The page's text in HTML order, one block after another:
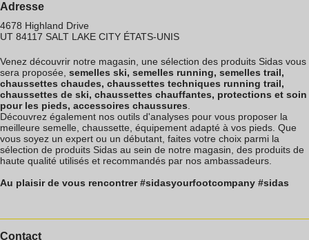
Adresse
4678 Highland Drive
UT 84117 SALT LAKE CITY ÉTATS-UNIS
Venez découvrir notre magasin, une sélection des produits Sidas vous
sera proposée, semelles ski, semelles running, semelles trail,
chaussettes chaudes, chaussettes techniques running trail,
chaussettes de ski, chaussettes chauffantes, protections et soin
pour les pieds, accessoires chaussures.
Découvrez également nos outils d'analyses pour vous proposer la
meilleure semelle, chaussette, équipement adapté à vos pieds. Que
vous soyez un expert ou un débutant, faites votre choix parmi la
sélection de produits Sidas au sein de notre magasin, des produits de
haute qualité utilisés et recommandés par nos ambassadeurs.
Au plaisir de vous rencontrer #sidasyourfootcompany #sidas
Contact